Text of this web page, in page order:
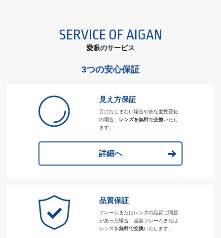
SERVICE OF AIGAN
愛眼のサービス
3つの安心保証
見え方保証
目になじまない場合や急な度数変化
の場合、
レンズを無料で交換いたし
ます。
詳細へ
品質保証
フレームまたはレンズの品質に問題
があった場合、当該フレームまたは
レンズを無料で交換いたします。